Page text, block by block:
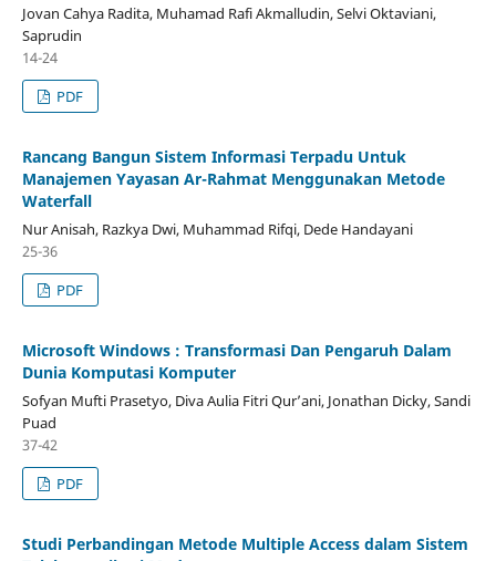
Jovan Cahya Radita, Muhamad Rafi Akmalludin, Selvi Oktaviani,
Saprudin
14-24
PDF
Rancang Bangun Sistem Informasi Terpadu Untuk
Manajemen Yayasan Ar-Rahmat Menggunakan Metode
Waterfall
Nur Anisah, Razkya Dwi, Muhammad Rifqi, Dede Handayani
25-36
PDF
Microsoft Windows : Transformasi Dan Pengaruh Dalam
Dunia Komputasi Komputer
Sofyan Mufti Prasetyo, Diva Aulia Fitri Qur’ani, Jonathan Dicky, Sandi
Puad
37-42
PDF
Studi Perbandingan Metode Multiple Access dalam Sistem